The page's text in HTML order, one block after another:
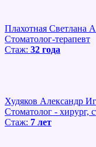
Плахотная Светлана
Стоматолог-терапевт
Стаж: 32 года
Худяков Александр
Стоматолог - хирург,
Стаж: 7 лет